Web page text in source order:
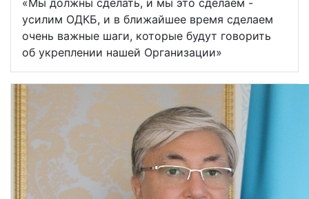
усилим ОДКБ, и в ближайшее время сделаем
очень важные шаги, которые будут говорить
об укреплении нашей Организации»